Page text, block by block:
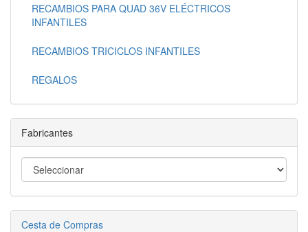
RECAMBIOS PARA QUAD 36V ELÉCTRICOS
INFANTILES
RECAMBIOS TRICICLOS INFANTILES
REGALOS
Fabricantes
Cesta de Compras